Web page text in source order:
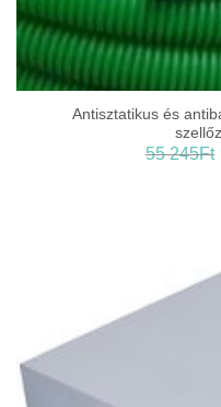
Antisztatikus és
55 245Ft